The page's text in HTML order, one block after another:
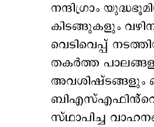
നന്ദിഗ്രാം
കിടങ്ങുകളും
വെടിവെപ്പ്
തകർത്ത
അവശിഷ്ടങ്ങളും
സ്ഥാപിച്ച